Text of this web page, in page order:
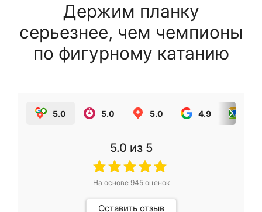
Держим планку
серьезнее, чем чемпионы
по фигурному катанию
5.0 5.0 5.0 4.9
5.0 из 5
На основе 945оценок
Оставить отзыв